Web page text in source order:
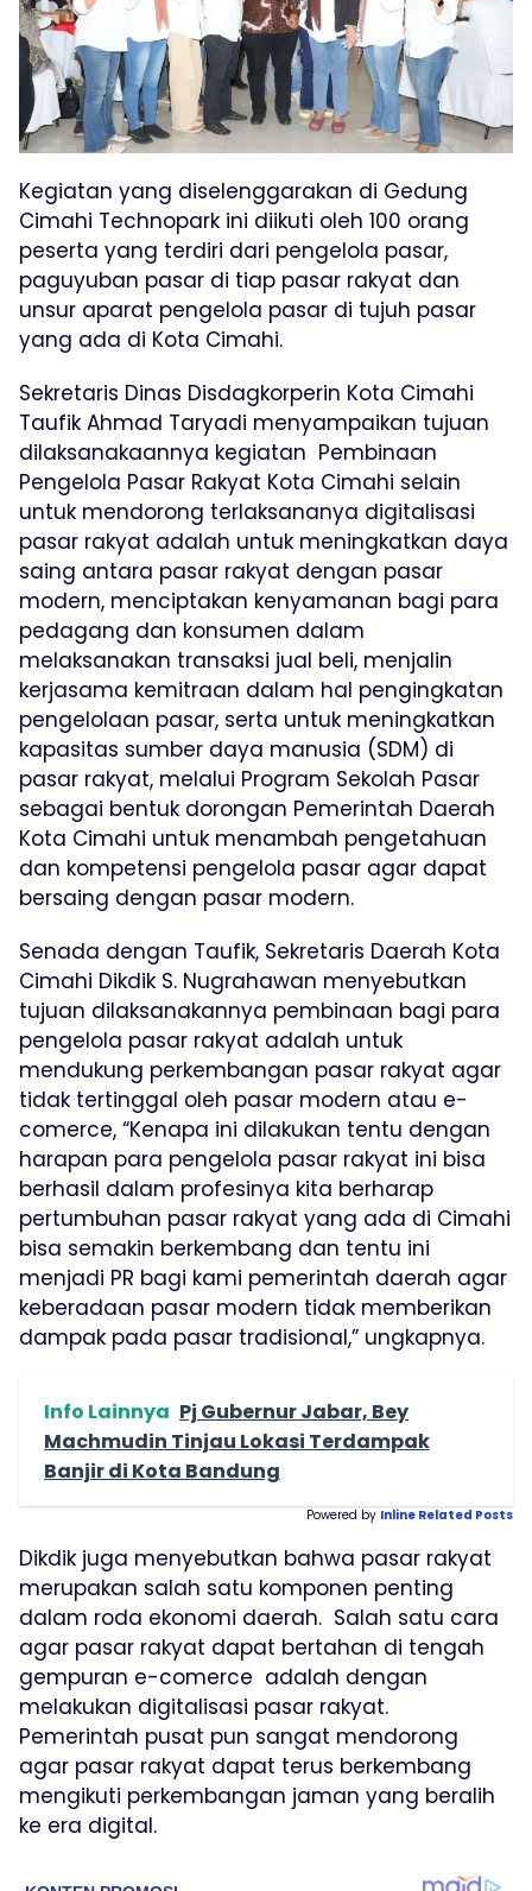
Kegiatan yang diselenggarakan di Gedung
Cimahi Technopark ini diikuti oleh 100 orang
peserta yang terdiri dari pengelola pasar,
paguyuban pasar di tiap pasar rakyat dan
unsur aparat pengelola pasar di tujuh pasar
yang ada di Kota Cimahi.
Sekretaris Dinas Disdagkorperin Kota Cimahi
Taufik Ahmad Taryadi menyampaikan tujuan
dilaksanakaannya kegiatan Pembinaan
Pengelola Pasar Rakyat Kota Cimahi selain
untuk mendorong terlaksananya digitalisasi
pasar rakyat adalah untuk meningkatkan daya
saing antara pasar rakyat dengan pasar
modern, menciptakan kenyamanan bagi para
pedagang dan konsumen dalam
melaksanakan transaksi jual beli, menjalin
kerjasama kemitraan dalam hal pengingkatan
pengelolaan pasar, serta untuk meningkatkan
kapasitas sumber daya manusia (SDM) di
pasar rakyat, melalui Program Sekolah Pasar
sebagai bentuk dorongan Pemerintah Daerah
Kota Cimahi untuk menambah pengetahuan
dan kompetensi pengelola pasar agar dapat
bersaing dengan pasar modern.
Senada dengan Taufik, Sekretaris Daerah Kota
Cimahi Dikdik S. Nugrahawan menyebutkan
tujuan dilaksanakannya pembinaan bagi para
pengelola pasar rakyat adalah untuk
mendukung perkembangan pasar rakyat agar
tidak tertinggal oleh pasar modern atau e-
comerce, “Kenapa ini dilakukan tentu dengan
harapan para pengelola pasar rakyat ini bisa
berhasil dalam profesinya kita berharap
pertumbuhan pasar rakyat yang ada di Cimahi
bisa semakin berkembang dan tentu ini
menjadi PR bagi kami pemerintah daerah agar
keberadaan pasar modern tidak memberikan
dampak pada pasar tradisional,” ungkapnya.
Info Lainnya Pj Gubernur Jabar, Bey
Machmudin Tinjau Lokasi Terdampak
Banjir di Kota Bandung
Powered by Inline Related Posts
Dikdik juga menyebutkan bahwa pasar rakyat
merupakan salah satu komponen penting
dalam roda ekonomi daerah. Salah satu cara
agar pasar rakyat dapat bertahan di tengah
gempuran e-comerce adalah dengan
melakukan digitalisasi pasar rakyat.
Pemerintah pusat pun sangat mendorong
agar pasar rakyat dapat terus berkembang
mengikuti perkembangan jaman yang beralih
ke era digital.